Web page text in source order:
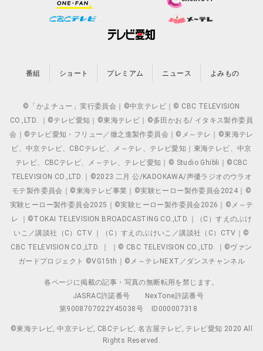
番組 ショート プレミアム ニュース よみもの
©「かよチュー」実行委員会｜©中京テレビ｜© CBC TELEVISION
CO.,LTD. ｜©テレビ愛知｜©東海テレビ｜©多田かおる/ イタキス製作委員
会｜©テレビ愛知・フリュー／徹之進製作委員会｜©メ～テレ｜©東海テレ
ビ、中京テレビ、CBCテレビ、メ～テレ、テレビ愛知｜東海テレビ、中京
テレビ、CBCテレビ、メ～テレ、テレビ愛知｜© Studio Ghibli｜©CBC
TELEVISION CO.,LTD.｜©2023 二月 公/KADOKAWA/声優ラジオのウラオ
モテ製作委員会｜©東海テレビ事業｜©実験ヒーロー製作委員会2024｜©
実験ヒーロー製作委員会2025｜©実験ヒーロー製作委員会2026｜©メ～テ
レ ｜©TOKAI TELEVISION BROADCASTING CO.,LTD.｜（C）すえのぶけ
いこ／講談社（C）CTV ｜（C）すえのぶけいこ／講談社（C）CTV｜©
CBC TELEVISION CO.,LTD. ｜ ｜© CBC TELEVISION CO.,LTD. ｜©ヴァン
ガードプロジェクト ©VG15th｜©メ～テレNEXT／ダンスチャンネル
各ページに掲載の記事・写真の無断転用を禁じます。
JASRAC許諾番号
NexTone許諾番号
第9008707022Y45038号
ID000007318
©東海テレビ, 中京テレビ, CBCテレビ, 名古屋テレビ, テレビ愛知 2020 All
Rights Reserved.